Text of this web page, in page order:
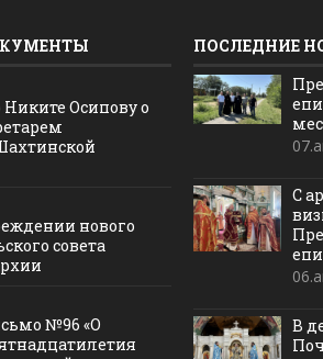
Осипову о
нового
совета
№96 «О
ПОСЛЕДНИЕ
С
В